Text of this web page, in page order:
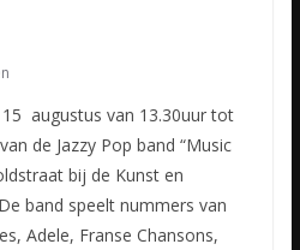
augustus van 13.30uur tot
de Jazzy Pop band “Music
bij de Kunst en
band speelt nummers van
Adele, Franse Chansons,